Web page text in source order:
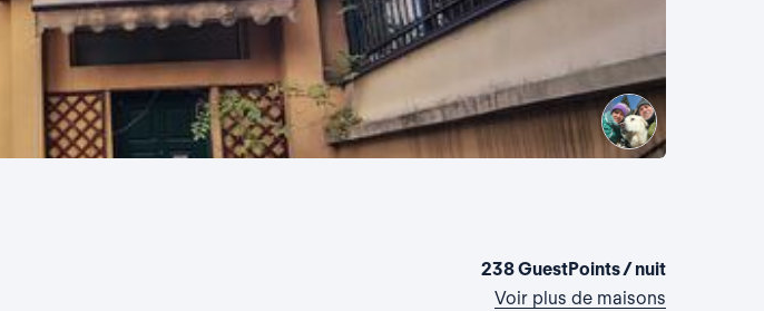
238 GuestPoints / nuit
Voir plus de maisons